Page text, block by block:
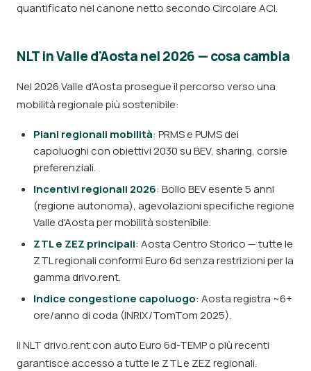
quantificato nel canone netto secondo Circolare ACI.
NLT in Valle d'Aosta nel 2026 — cosa cambia
Nel 2026 Valle d'Aosta prosegue il percorso verso una
mobilità regionale più sostenibile:
Piani regionali mobilità: PRMS e PUMS dei
capoluoghi con obiettivi 2030 su BEV, sharing, corsie
preferenziali.
Incentivi regionali 2026: Bollo BEV esente 5 anni
(regione autonoma), agevolazioni specifiche regione
Valle d'Aosta per mobilità sostenibile.
ZTL e ZEZ principali: Aosta Centro Storico — tutte le
ZTL regionali conformi Euro 6d senza restrizioni per la
gamma drivo.rent.
Indice congestione capoluogo: Aosta registra ~6+
ore/anno di coda (INRIX/TomTom 2025).
Il NLT drivo.rent con auto Euro 6d-TEMP o più recenti
garantisce accesso a tutte le ZTL e ZEZ regionali.